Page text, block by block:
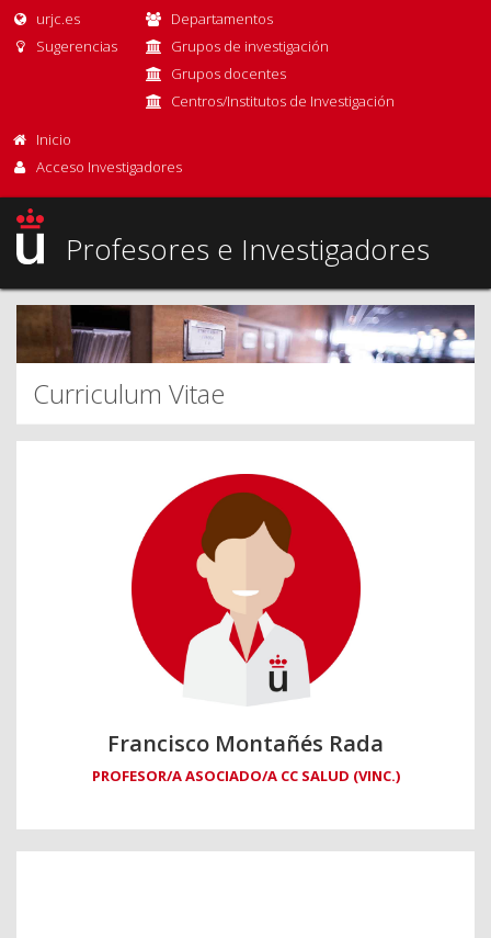
urjc.es
Sugerencias
Departamentos
Grupos de investigación
Grupos docentes
Centros/Institutos de Investigación
Inicio
Acceso Investigadores
Profesores e Investigadores
Curriculum Vitae
Francisco Montañés Rada
PROFESOR/A ASOCIADO/A CC SALUD (VINC.)